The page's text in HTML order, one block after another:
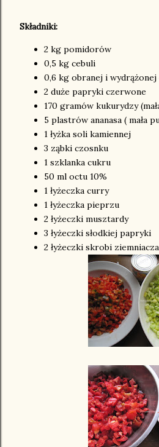
Składniki:
2 kg pomidorów
0,5 kg cebuli
0,6 kg obranej i
2 duże papryki czerwone
170 gramów kukurydzy
5 plastrów ananasa ( mała
1 łyżka soli kamiennej
3 ząbki czosnku
1 szklanka cukru
50 ml octu 10%
1 łyżeczka curry
1 łyżeczka pieprzu
2 łyżeczki musztardy
3 łyżeczki słodkiej papryki
2 łyżeczki skrobi